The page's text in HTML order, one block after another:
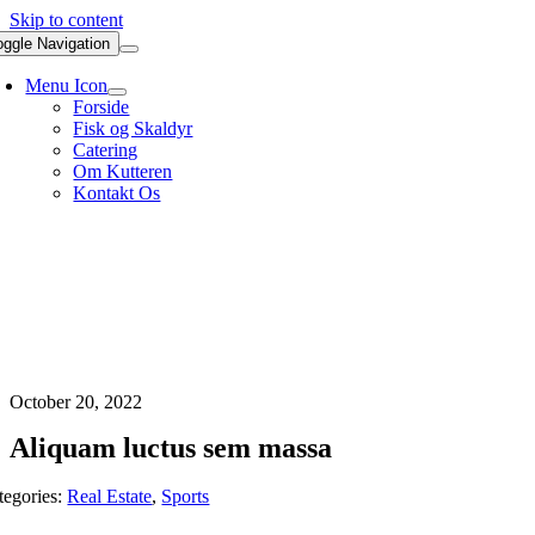
Skip to content
Navigation
Menu Icon
Forside
Fisk og Skaldyr
Catering
Om Kutteren
Kontakt Os
October 20, 2022
Aliquam luctus sem massa
Real Estate, Sports